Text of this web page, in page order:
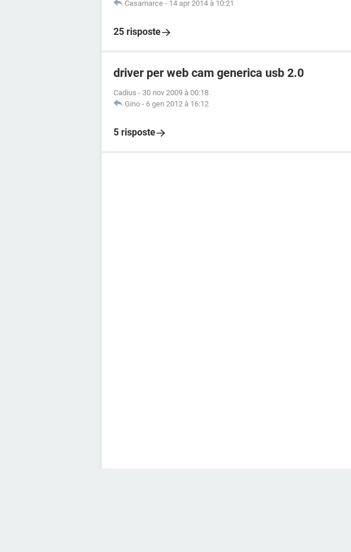
Casamarce - 14 apr 2014 à 10:21
25 risposte
driver per web cam generica usb 2.0
Cadius - 30 nov 2009 à 00:18
Gino - 6 gen 2012 à 16:12
5 risposte